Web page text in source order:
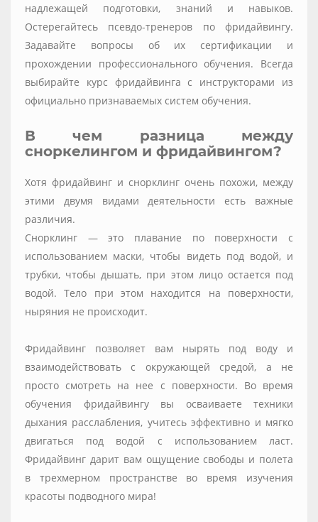
надлежащей подготовки, знаний и навыков.
Остерегайтесь псевдо-тренеров по фридайвингу.
Задавайте вопросы об их сертификации и
прохождении профессионального обучения. Всегда
выбирайте курс фридайвинга с инструкторами из
официально признаваемых систем обучения.
В чем разница между
сноркелингом и фридайвингом?
Хотя фридайвинг и снорклинг очень похожи, между
этими двумя видами деятельности есть важные
различия.
Снорклинг — это плавание по поверхности с
использованием маски, чтобы видеть под водой, и
трубки, чтобы дышать, при этом лицо остается под
водой. Тело при этом находится на поверхности,
ныряния не происходит.
Фридайвинг позволяет вам нырять под воду и
взаимодействовать с окружающей средой, а не
просто смотреть на нее с поверхности. Во время
обучения фридайвингу вы осваиваете техники
дыхания расслабления, учитесь эффективно и мягко
двигаться под водой с использованием ласт.
Фридайвинг дарит вам ощущение свободы и полета
в трехмерном пространстве во время изучения
красоты подводного мира!